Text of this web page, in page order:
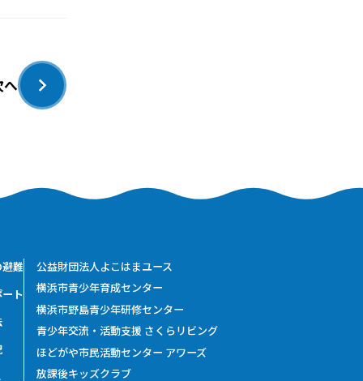
へ ›
難
ト
公益財団法人よこはまユース
横浜市青少年育成センター
横浜市野島青少年研修センター
青少年交流・活動支援 さくらリビング
ほどがや市民活動センター アワーズ
放課後キッズクラブ